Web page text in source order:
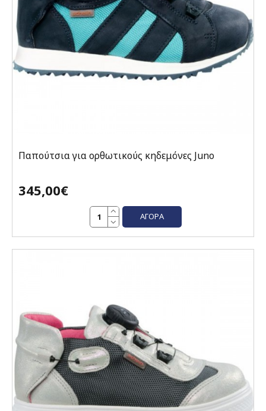
Παπούτσια για ορθωτικούς κηδεμόνες Juno
345,00€
ΑΓΟΡΆ